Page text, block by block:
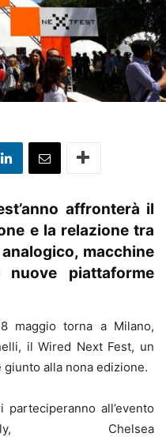
affronterà il
e la relazione tra
macchine
piattaforme
maggio torna a Milano,
il Wired Next Fest, un
giunto alla nona edizione.
all’evento
Chelsea